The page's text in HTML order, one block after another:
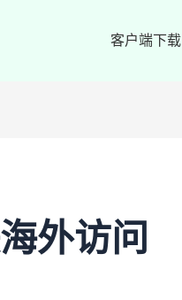
客户端下载
外访问